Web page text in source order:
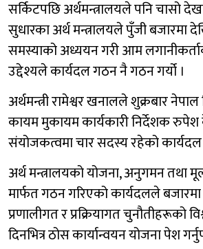
सर्किटपछि अर्थमन्त्रालयले पनि चासो
सुधारका अर्थ मन्त्रालयले पुँजी बजारमा
समस्याको अध्ययन गरी आम
उद्देश्यले कार्यदल गठन नै गठन गर्यो ।
अर्थमन्त्री रामेश्वर खनालले शुक्रबार नेपाल
कायम मुकायम कार्यकारी निर्देशक
संयोजकत्वमा चार सदस्य रहेको
अर्थ मन्त्रालयको योजना, अनुगमन तथा
मार्फत गठन गरिएको कार्यदलले
प्रणालीगत र प्रक्रियागत चुनौतीहरूको
दिनभित्र ठोस कार्यान्वयन योजना पेश